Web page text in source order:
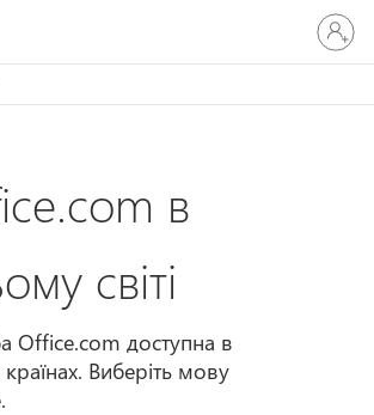
свій
запис
в
світі
Office.com доступна в
країнах. Виберіть мову